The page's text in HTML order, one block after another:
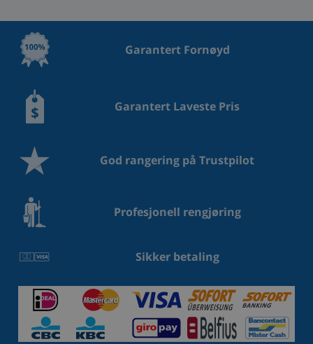
Garantert Fornøyd
Garantert Laveste Pris
God rangering på Trustpilot
Profesjonell rengjøring
Sikker betaling